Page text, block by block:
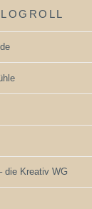
die Kreativ WG